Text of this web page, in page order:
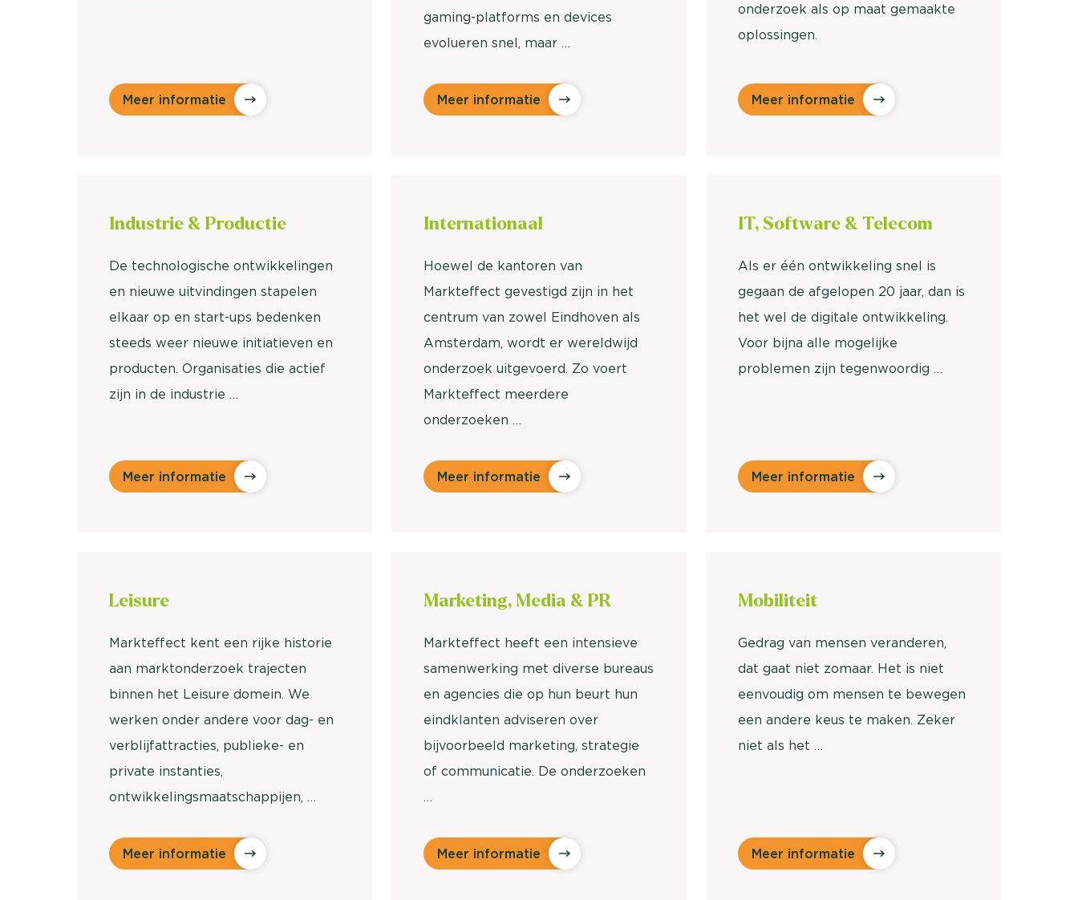
Meer informatie
gaming-platforms en devices
evolueren snel, maar …
Meer informatie
onderzoek als op maat gemaakte
oplossingen.
Meer informatie
Industrie & Productie
De technologische ontwikkelingen
en nieuwe uitvindingen stapelen
elkaar op en start-ups bedenken
steeds weer nieuwe initiatieven en
producten. Organisaties die actief
zijn in de industrie …
Meer informatie
Internationaal
Hoewel de kantoren van
Markteffect gevestigd zijn in het
centrum van zowel Eindhoven als
Amsterdam, wordt er wereldwijd
onderzoek uitgevoerd. Zo voert
Markteffect meerdere
onderzoeken …
Meer informatie
IT, Software & Telecom
Als er één ontwikkeling snel is
gegaan de afgelopen 20 jaar, dan is
het wel de digitale ontwikkeling.
Voor bijna alle mogelijke
problemen zijn tegenwoordig …
Meer informatie
Leisure
Markteffect kent een rijke historie
aan marktonderzoek trajecten
binnen het Leisure domein. We
werken onder andere voor dag- en
verblijfattracties, publieke- en
private instanties,
ontwikkelingsmaatschappijen, …
Meer informatie
Marketing, Media & PR
Markteffect heeft een intensieve
samenwerking met diverse bureaus
en agencies die op hun beurt hun
eindklanten adviseren over
bijvoorbeeld marketing, strategie
of communicatie. De onderzoeken
…
Meer informatie
Mobiliteit
Gedrag van mensen veranderen,
dat gaat niet zomaar. Het is niet
eenvoudig om mensen te bewegen
een andere keus te maken. Zeker
niet als het …
Meer informatie